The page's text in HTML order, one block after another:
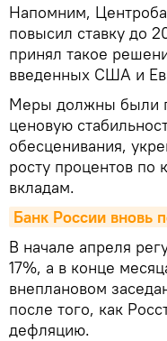
Напомним,
повысил ставку до
принял такое
введенных США и
Меры должны были
ценовую
обесценивания,
росту процентов по
вкладам.
Банк России вновь
В начале апреля
17%, а в конце
внеплановом
после того, как
дефляцию.